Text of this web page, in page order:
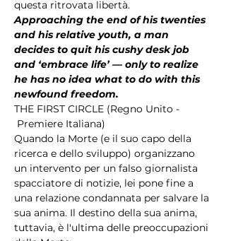
questa ritrovata libertà.
Approaching the end of his twenties
and his relative youth, a man
decides to quit his cushy desk job
and ‘embrace life’ — only to realize
he has no idea what to do with this
newfound freedom.
THE FIRST CIRCLE (Regno Unito -
Premiere Italiana)
Quando la Morte (e il suo capo della
ricerca e dello sviluppo) organizzano
un intervento per un falso giornalista
spacciatore di notizie, lei pone fine a
una relazione condannata per salvare la
sua anima. Il destino della sua anima,
tuttavia, è l'ultima delle preoccupazioni